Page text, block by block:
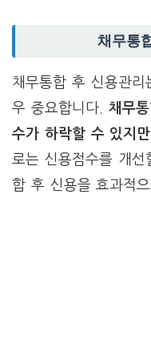
채무통
채무통합 후 신용관
우 중요합니다. 채무
수가 하락할 수 있지만
로는 신용점수를 개
합 후 신용을 효과적